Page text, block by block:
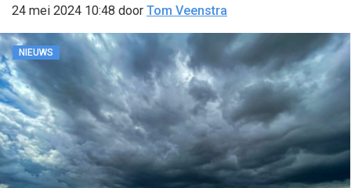
24 mei 2024 10:48 door Tom Veenstra
NIEUWS